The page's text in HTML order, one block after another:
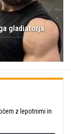
gladiatorja
z lepotnimi in